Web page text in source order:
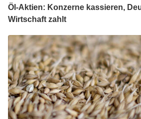
Öl-Aktien: Konzerne kassieren,
Wirtschaft zahlt